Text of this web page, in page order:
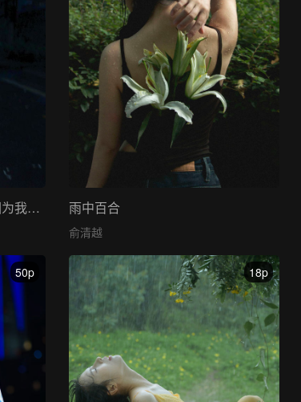
生命的丰盈不只在雨季，还因为我曾经来过。 雨中百合
俞清越
50p 18p